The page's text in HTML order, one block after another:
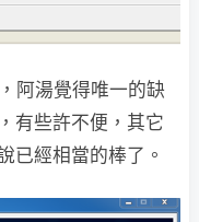
阿湯覺得唯一的缺
有些許不便，其它
已經相當的棒了。